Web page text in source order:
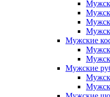
Мужские
Мужские